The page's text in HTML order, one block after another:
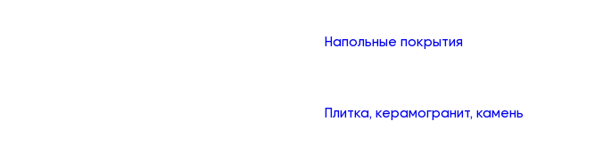
Напольные покрытия
Плитка, керамогранит, камень